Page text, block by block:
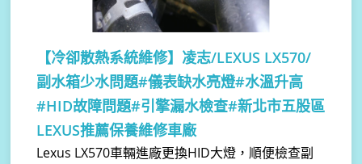
【冷卻散熱系統維修】 凌志/LEXUS LX570/
副水箱少水問題#儀表缺水亮燈#水溫升高
#HID故障問題#引擎漏水檢查#新北市五股區
LEXUS推薦保養維修車廠
Lexus LX570車輛進廠更換HID大燈，順便檢查副